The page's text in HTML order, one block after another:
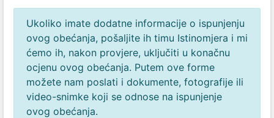
Ukoliko imate dodatne informacije o ispunjenju
ovog obećanja, pošaljite ih timu Istinomjera i mi
ćemo ih, nakon provjere, uključiti u konačnu
ocjenu ovog obećanja. Putem ove forme
možete nam poslati i dokumente, fotografije ili
video-snimke koji se odnose na ispunjenje
ovog obećanja.